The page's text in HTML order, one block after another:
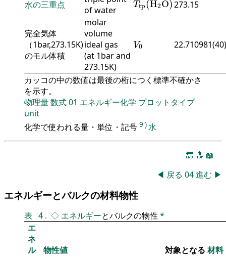
水の三重点
of water
Ttp(H2O)273.15
完全気体
（1bar,273.15K)
のモル体積
molar
volume
ideal gas
(at 1bar and
273.15K)
V0
V0 22.710981(40)
カッコの中の数値は最後の桁につく標準不確かさ
を示す。
物理量数式01 エネルギー化学 プロットタイプ
unit
化学で使われる量・単位・記号 9 )水
🔚 🔝 📖
◀ 戻る 04進む ▶
エネルギーとバルクの材料物性
表 4 . ◇ エネルギーとバルクの物性 *
エ
ネ
ル
物性値 対象となる材料